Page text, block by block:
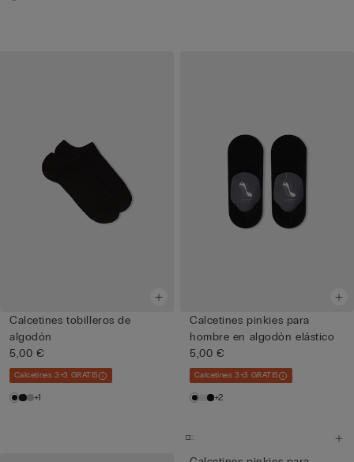
Calcetines tobilleros de
algodón
5,00 €
Calcetines 3+3 GRATIS
+1
Calcetines pinkies para
hombre en algodón elástico
5,00 €
Calcetines 3+3 GRATIS
+2